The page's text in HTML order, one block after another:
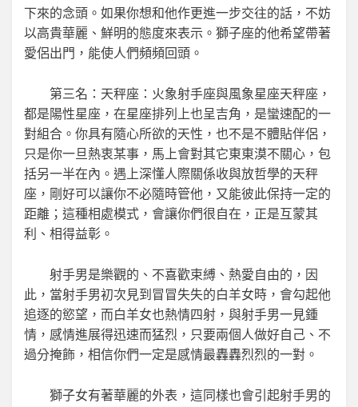
下來的念頭。如果你想和他作更進一步交往的話，不妨
以高貴華麗、鮮明的態度來表示。獅子座的他希望帶著
愛侶出門，能使人們頻頻回頭。
第三名：天秤座：火象射手座與風象星座天秤座，
都是陽性星座，在星座排列上也呈吉角，是蠻速配的一
對組合。你具有隨心所欲的天性，也不是不體貼伴侶，
只是你一旦熱衷某事，馬上會對其它東東漠不關心，包
括另一半在內。遇上深懂人際關係收與放哲學的天秤
座，剛好可以讓你不必隨時管他，又能彼此保持一定的
距離；這種相處模式，會讓你們很自在，正是互蒙其
利、相得益彰。
射手男是樂觀的、不喜歡束縛、熱愛自由的，因
此，當射手男初次見到冒冒失失的白羊女時，會勾起他
追逐的慾望，而白羊女也熱情四射，與射手男一見鍾
情，感情進展得迅速而猛烈，只要兩個人做好自己、不
過分掩飾，相信你們一定是感情最轟轟烈烈的一對。
獅子女有著華麗的外表，這同樣也會引起射手男的